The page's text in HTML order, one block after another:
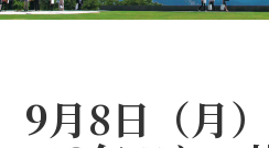
9月8日（月